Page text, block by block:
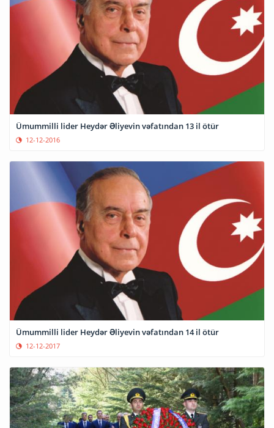
Ümummilli lider Heydər Əliyevin vəfatından 13 il ötür
12-12-2016
Ümummilli lider Heydər Əliyevin vəfatından 14 il ötür
12-12-2017